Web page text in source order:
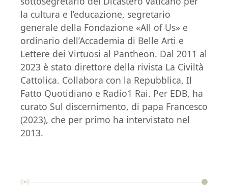
la cultura e l’educazione, segretario
generale della Fondazione «All of Us» e
ordinario dell’Accademia di Belle Arti e
Lettere dei Virtuosi al Pantheon. Dal 2011 al
2023 è stato direttore della rivista La Civiltà
Cattolica. Collabora con la Repubblica, Il
Fatto Quotidiano e Radio1 Rai. Per EDB, ha
curato Sul discernimento, di papa Francesco
(2023), che per primo ha intervistato nel
2013.